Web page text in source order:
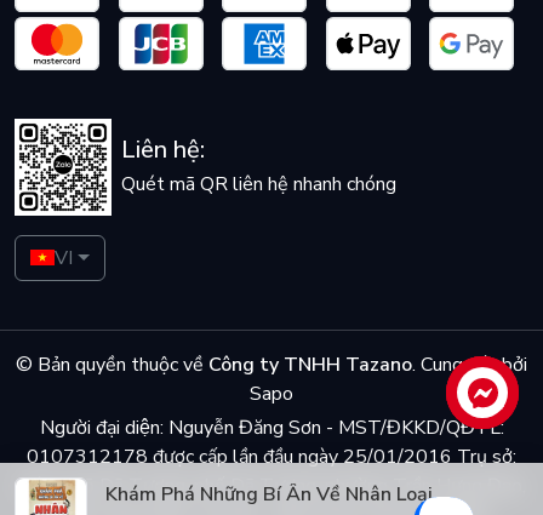
Khám Phá Những Bí Ẩn Về Nhân Loại
Liên hệ:
Quét mã QR liên hệ nhanh chóng
VI
© Bản quyền thuộc về Công ty TNHH Tazano. Cung cấp bởi
Sapo
Người đại diện: Nguyễn Đăng Sơn - MST/ĐKKD/QĐTL:
0107312178 được cấp lần đầu ngày 25/01/2016 Trụ sở:
Số 5 ngõ Dã Tương, phố Dã Tượng, phường Trần Hưng Đạo,
Liên hệ